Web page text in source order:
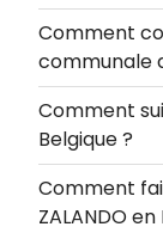
Comment
communale
Comment
Belgique ?
Comment
ZALANDO